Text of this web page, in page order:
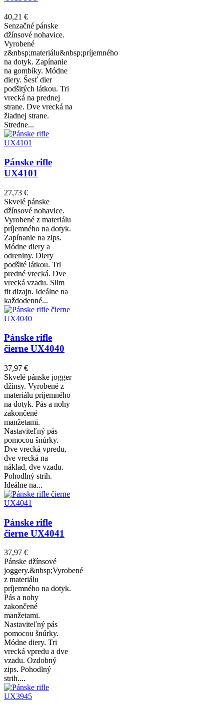
40,21 €
Senzačné pánske
džínsové nohavice.
Vyrobené
z&nbsp;materiálu&nbsp;príjemného
na dotyk. Zapínanie
na gombíky. Módne
diery. Šesť dier
podšitých látkou. Tri
vrecká na prednej
strane. Dve vrecká na
žiadnej strane.
Stredne...
Pánske rifle
UX4101
27,73 €
Skvelé pánske
džínsové nohavice.
Vyrobené z materiálu
príjemného na dotyk.
Zapínanie na zips.
Módne diery a
odreniny. Diery
podšité látkou. Tri
predné vrecká. Dve
vrecká vzadu. Slim
fit dizajn. Ideálne na
každodenné...
Pánske rifle
čierne UX4040
37,97 €
Skvelé pánske jogger
džínsy. Vyrobené z
materiálu príjemného
na dotyk. Pás a nohy
zakončené
manžetami.
Nastaviteľný pás
pomocou šnúrky.
Dve vrecká vpredu,
dve vrecká na
náklad, dve vzadu.
Pohodlný strih.
Ideálne na...
Pánske rifle
čierne UX4041
37,97 €
Pánske džínsové
joggery.&nbsp;Vyrobené
z materiálu
príjemného na dotyk.
Pás a nohy
zakončené
manžetami.
Nastaviteľný pás
pomocou šnúrky.
Módne diery. Tri
vrecká vpredu a dve
vzadu. Ozdobný
zips. Pohodlný
strih....